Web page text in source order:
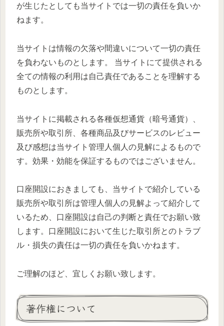
が生じたとしても当サイトでは一切の責任を負いか
ねます。
当サイトは情報の欠落や間違いについて一切の責任
を負わないものとします。 当サイトにて提供される
全ての情報の利用は自己責任であることを理解する
ものとします。
当サイトに掲載される各種仮想通貨（暗号通貨）、
販売所や取引所、各種商品及びサービスのレビュー
及び感想は当サイト管理人個人の見解によるもので
す。効果・効能を保証するものではございません。
口座開設におきましても、当サイトで紹介している
販売所や取引所は管理人個人の見解よって紹介して
いるため、口座開設は自己の判断と責任でお願い致
します。口座開設において生じた取引所とのトラブ
ル・損失の責任は一切の責任を負いかねます。
ご理解のほど、宜しくお願い致します。
著作権について